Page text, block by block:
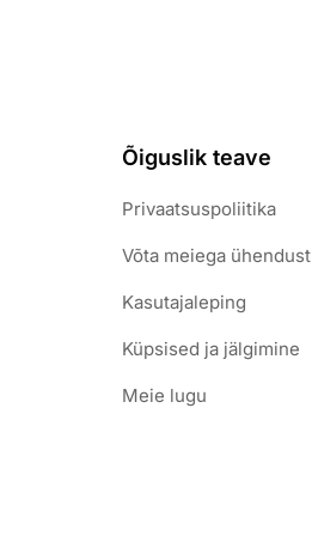
Õiguslik teave
Privaatsuspoliitika
Võta meiega ühendust
Kasutajaleping
Küpsised ja jälgimine
Meie lugu